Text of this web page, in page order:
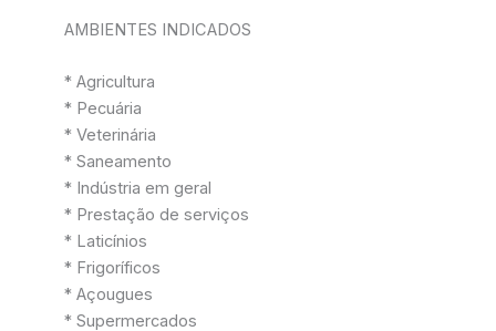
AMBIENTES INDICADOS
* Agricultura
* Pecuária
* Veterinária
* Saneamento
* Indústria em geral
* Prestação de serviços
* Laticínios
* Frigoríficos
* Açougues
* Supermercados